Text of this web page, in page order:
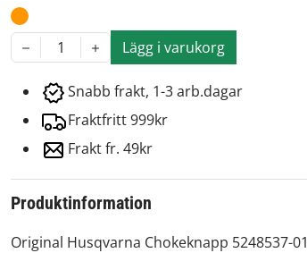
1 Lägg i varukorg
Snabb frakt, 1-3 arb.dagar
Fraktfritt 999kr
Frakt fr. 49kr
Produktinformation
Original Husqvarna Chokeknapp 5248537-01